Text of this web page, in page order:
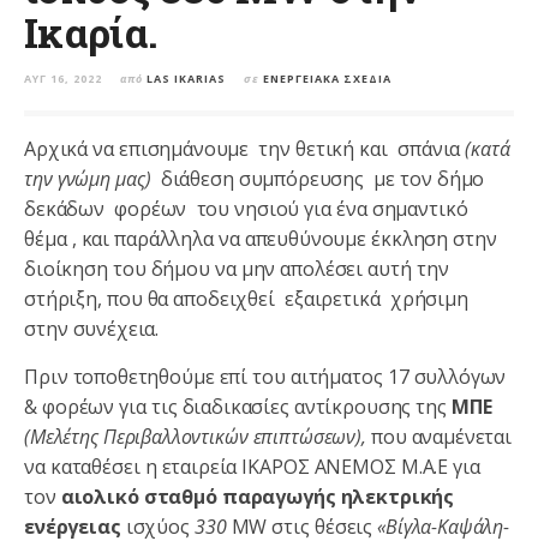
Ικαρία.
ΑΥΓ 16, 2022 από LAS IKARIAS σε ΕΝΕΡΓΕΙΑΚΆ ΣΧΈΔΙΑ
Αρχικά να επισημάνουμε την θετική και σπάνια(κατά
την γνώμη μας) διάθεση συμπόρευσης με τον δήμο
δεκάδων φορέων του νησιού για ένα σημαντικό
θέμα , και παράλληλα να απευθύνουμε έκκληση στην
διοίκηση του δήμου να μην απολέσει αυτή την
στήριξη, που θα αποδειχθεί εξαιρετικά χρήσιμη
στην συνέχεια.
Πριν τοποθετηθούμε επί του αιτήματος 17 συλλόγων
& φορέων για τις διαδικασίες αντίκρουσης της ΜΠΕ
(Μελέτης Περιβαλλοντικών επιπτώσεων), που αναμένεται
να καταθέσει η εταιρεία ΙΚΑΡΟΣ ΑΝΕΜΟΣ Μ.Α.Ε για
τον αιολικό σταθμό παραγωγής ηλεκτρικής
ενέργειας ισχύος 330MW στις θέσεις«Βίγλα-Καψάλη-